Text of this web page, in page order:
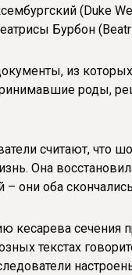
(Duke
Бурбон
из
роды,
считают, что
Она
они оба
кесарева сечения
текстах